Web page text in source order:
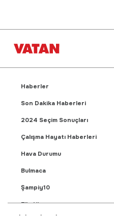
Haberler
Son Dakika Haberleri
2024 Seçim Sonuçları
Çalışma Hayatı Haberleri
Hava Durumu
Bulmaca
Şampiy10
Fikstür